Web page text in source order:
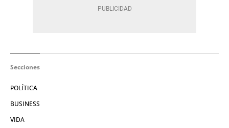
Secciones
POLÍTICA
BUSINESS
VIDA